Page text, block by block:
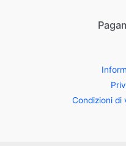
Condizioni di